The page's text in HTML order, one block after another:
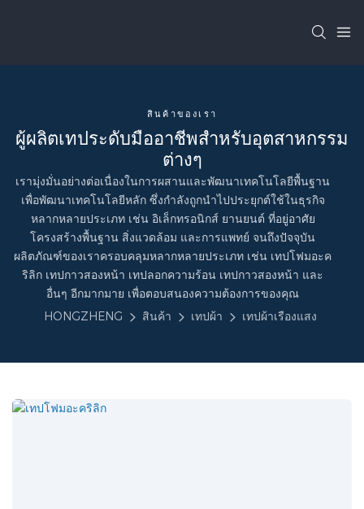
สินค้าของเรา
ผู้ผลิตเทประดับมืออาชีพสำหรับอุตสาหกรรม
ต่างๆ
เรามุ่งมั่นอย่างต่อเนื่องในการผสานและพัฒนาเทคโนโลยีพื้นฐาน
เพื่อพัฒนาเทคโนโลยีหลัก ซึ่งกำลังถูกนำไปประยุกต์ใช้ในธุรกิจ
หลากหลายประเภท เช่น อิเล็กทรอนิกส์ ยานยนต์ ที่อยู่อาศัย
โครงสร้างพื้นฐาน สิ่งแวดล้อม และการแพทย์ จนถึงปัจจุบัน
ผลิตภัณฑ์ของเราครอบคลุมหลากหลายประเภท เช่น เทปโฟมอะค
ริลิก เทปกาวสองหน้า เทปลอกความร้อน เทปกาวสองหน้า และ
อื่นๆ อีกมากมาย เพื่อตอบสนองความต้องการของคุณ
HONGZHENG
สินค้า เทปผ้า เทปผ้าเรืองแสง